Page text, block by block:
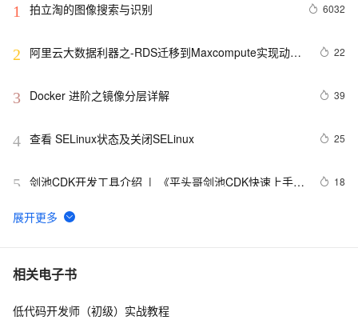
1 拍立淘的图像搜索与识别 6032
2
阿里云大数据利器之-RDS迁移到Maxcompute实现动态
22
3 Docker 进阶之镜像分层详解 39
4 查看 SELinux状态及关闭SELinux 25
5 剑池CDK开发工具介绍  |  《平头哥剑池CDK快速上手指
18
6 WebAssembly 在 MOSN 中的实践 - 基础框架篇
7 userdel使用说明
8 自己看系统的“系统还原”
相关电子书
低代码开发师（初级）实战教程